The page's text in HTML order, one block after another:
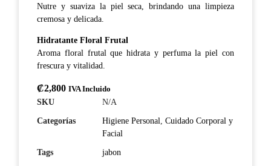
Nutre y suaviza la piel seca, brindando una limpieza
cremosa y delicada.
Hidratante Floral Frutal
Aroma floral frutal que hidrata y perfuma la piel con
frescura y vitalidad.
₡2,800 IVA Incluido
SKU
N/A
Categorías
Higiene Personal Cuidado Corporal y
Facial
Tags
jabon